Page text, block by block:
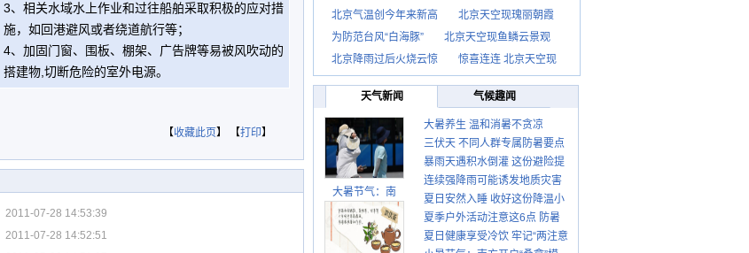
3、相关水域水上作业和过往船舶采取积极的应对措
施，如回港避风或者绕道航行等；
4、加固门窗、围板、棚架、广告牌等易被风吹动的
搭建物,切断危险的室外电源。
【收藏此页】 【打印】
2011-07-28 14:53:39
2011-07-28 14:52:51
北京气温创今年来新高
北京天空现瑰丽朝霞
为防范台风“白海豚”
北京天空现鱼鳞云景观
北京降雨过后火烧云惊
惊喜连连 北京天空现
天气新闻 气候趣闻
大暑节气：南
大暑养生 温和消暑不贪凉
三伏天 不同人群专属防暑要点
请收好
暴雨天遇积水倒灌 这份避险提
示请收好
连续强降雨可能诱发地质灾害
这些前兆要知道
夏日安然入睡 收好这份降温小
贴士
夏季户外活动注意这6点 防暑
健身两不误
夏日健康享受冷饮 牢记“两注意